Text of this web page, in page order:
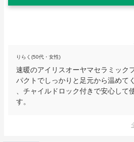
りらく(50代・女性)
速暖のアイリスオーヤマセラミック
パクトでしっかりと足元から温めて
、チャイルドロック付きで安心して
す。